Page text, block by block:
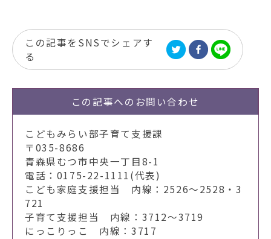
この記事をSNSでシェアす
る
この記事への お問い合わせ
こどもみらい部子育て支援課
〒035-8686
青森県むつ市中央一丁目8-1
電話：0175-22-1111(代表)
こども家庭支援担当 内線：2526～2528・3
721
子育て支援担当 内線：3712～3719
にっこりっこ 内線：3717